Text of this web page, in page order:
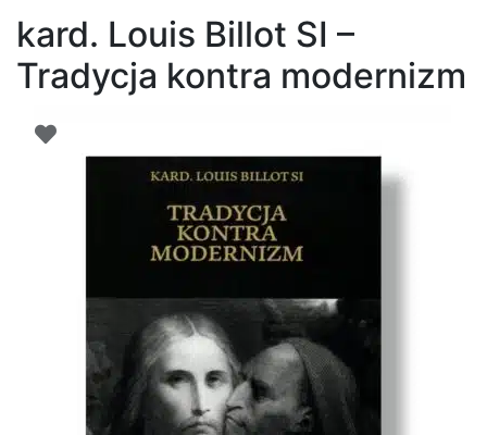
kard. Louis Billot SI –
Tradycja kontra modernizm